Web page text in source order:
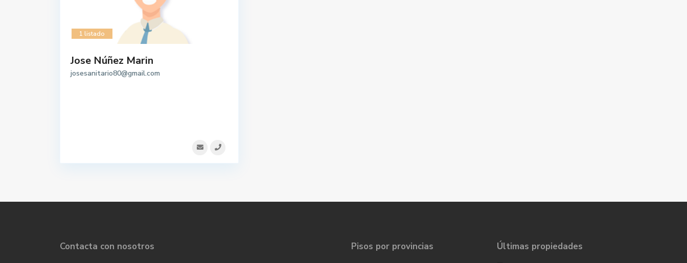
1 listado
Jose Núñez Marin
josesanitario80@gmail.com
Contacta con nosotros Pisos por provincias Últimas propiedades